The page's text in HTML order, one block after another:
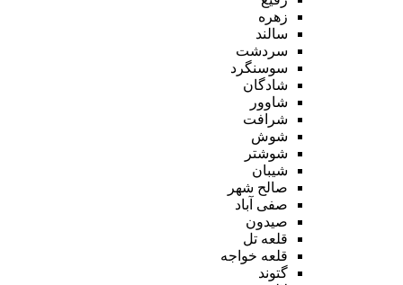
زهره
سالند
سردشت
سوسنگرد
شادگان
شاوور
شرافت
شوش
شوشتر
شیبان
صالح شهر
صفی آباد
صیدون
قلعه تل
قلعه خواجه
گتوند